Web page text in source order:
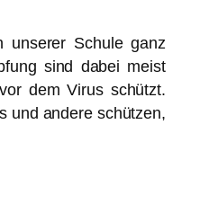
unserer Schule ganz
sind dabei meist
dem Virus schützt.
und andere schützen,